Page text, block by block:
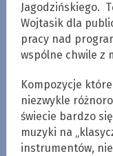
Jagodzińskiego.
Wojtasik dla
pracy nad
wspólne chwile z
Kompozycje
niezwykle
świecie bardzo
muzyki na
instrumentów,